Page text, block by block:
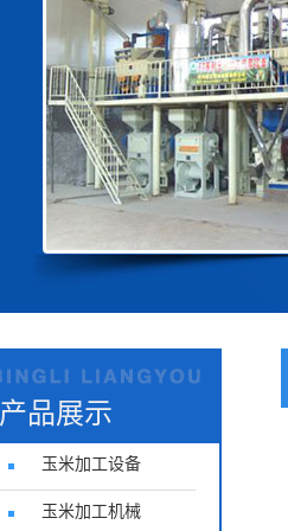
产品展示
玉米加工设备
玉米加工机械